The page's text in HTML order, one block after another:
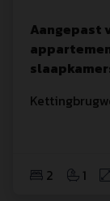
Aangepast
2 1